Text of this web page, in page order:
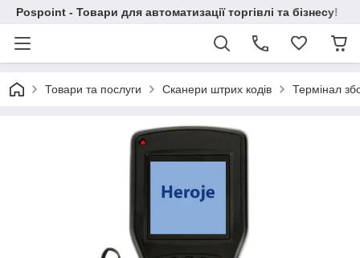
Pospoint - Товари для автоматизації торгівлі та бізнесу!
Товари та послуги Сканери штрих кодів Термінал